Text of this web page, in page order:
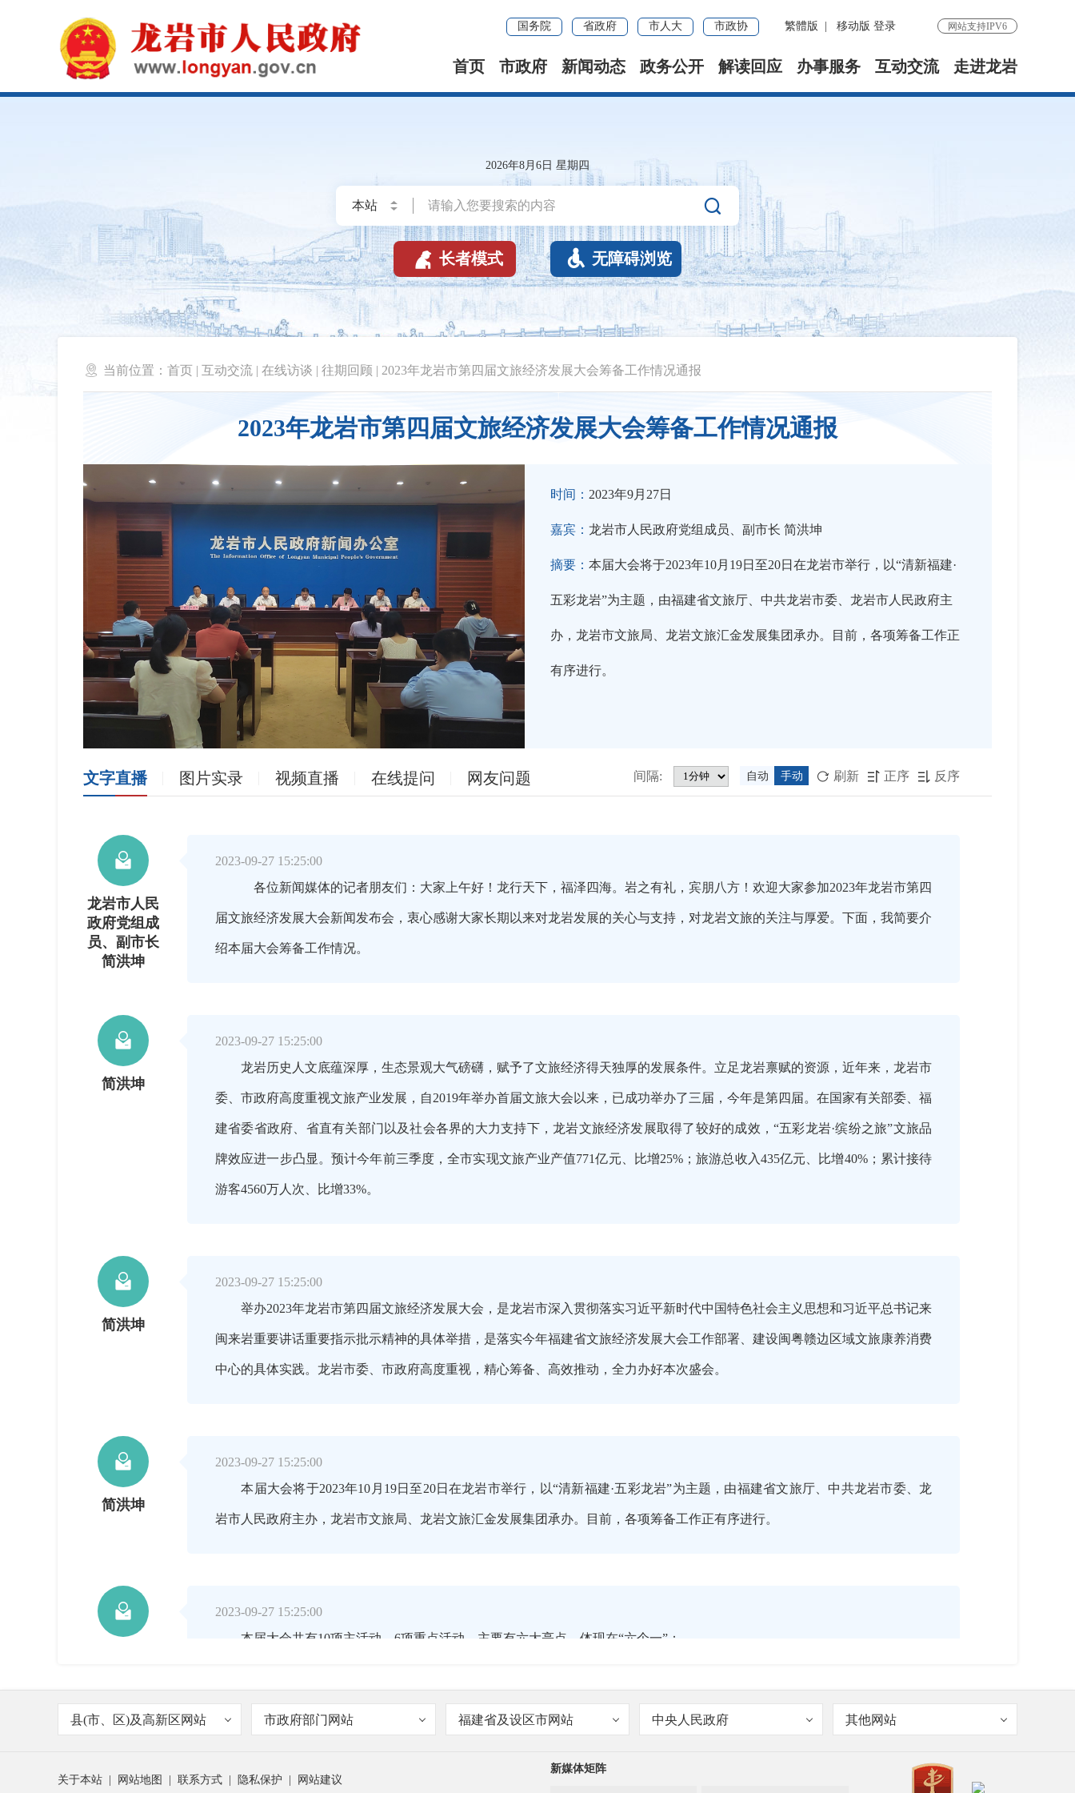
国务院 省政府 市人大 市政协 繁體版 移动版 登录 网站支持IPV6
首页 市政府 新闻动态 政务公开 解读回应 办事服务 互动交流 走进龙岩
2026年8月6日 星期四

 长者模式  无障碍浏览
 当前位置： 首页 | 互动交流 | 在线访谈 | 往期回顾 | 2023年龙岩市第四届文旅经济发展大会筹备工作情况通报
2023年龙岩市第四届文旅经济发展大会筹备工作情况通报
时间： 2023年9月27日
嘉宾： 龙岩市人民政府党组成员、副市长 简洪坤
摘要： 本届大会将于2023年10月19日至20日在龙岩市举行，以“清新福建·
五彩龙岩”为主题，由福建省文旅厅、中共龙岩市委、龙岩市人民政府主
办，龙岩市文旅局、龙岩文旅汇金发展集团承办。目前，各项筹备工作正
有序进行。
文字直播 图片实录 视频直播 在线提问 网友问题 间隔: 自动 手动  刷新  正序  反序

龙岩市人民
政府党组成
员、副市长
简洪坤
2023-09-27 15:25:00
各位新闻媒体的记者朋友们：大家上午好！龙行天下，福泽四海。岩之有礼，宾朋八方！欢迎大家参加2023年龙岩市第四
届文旅经济发展大会新闻发布会，衷心感谢大家长期以来对龙岩发展的关心与支持，对龙岩文旅的关注与厚爱。下面，我简要介
绍本届大会筹备工作情况。

简洪坤
2023-09-27 15:25:00
龙岩历史人文底蕴深厚，生态景观大气磅礴，赋予了文旅经济得天独厚的发展条件。立足龙岩禀赋的资源，近年来，龙岩市
委、市政府高度重视文旅产业发展，自2019年举办首届文旅大会以来，已成功举办了三届，今年是第四届。在国家有关部委、福
建省委省政府、省直有关部门以及社会各界的大力支持下，龙岩文旅经济发展取得了较好的成效，“五彩龙岩·缤纷之旅”文旅品
牌效应进一步凸显。预计今年前三季度，全市实现文旅产业产值771亿元、比增25%；旅游总收入435亿元、比增40%；累计接待
游客4560万人次、比增33%。

简洪坤
2023-09-27 15:25:00
举办2023年龙岩市第四届文旅经济发展大会，是龙岩市深入贯彻落实习近平新时代中国特色社会主义思想和习近平总书记来
闽来岩重要讲话重要指示批示精神的具体举措，是落实今年福建省文旅经济发展大会工作部署、建设闽粤赣边区域文旅康养消费
中心的具体实践。龙岩市委、市政府高度重视，精心筹备、高效推动，全力办好本次盛会。

简洪坤
2023-09-27 15:25:00
本届大会将于2023年10月19日至20日在龙岩市举行，以“清新福建·五彩龙岩”为主题，由福建省文旅厅、中共龙岩市委、龙
岩市人民政府主办，龙岩市文旅局、龙岩文旅汇金发展集团承办。目前，各项筹备工作正有序进行。

2023-09-27 15:25:00
本届大会共有10项主活动，6项重点活动，主要有六大亮点，体现在“六个一”：

简洪坤
2023-09-27 15:25:00
商项目签约、省内外旅游行业协会签约等活动，为广大客商搭建交流合作平台，共谋新时代龙岩文旅产业发展大计，携手创造更
县(市、区)及高新区网站 市政府部门网站 福建省及设区市网站 中央人民政府 其他网站
关于本站 | 网站地图 | 联系方式 | 隐私保护 | 网站建议
新媒体矩阵